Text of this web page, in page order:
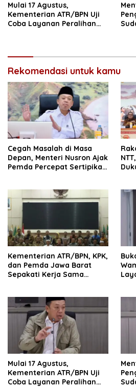
Mulai 17 Agustus,
Kementerian ATR/BPN Uji
Coba Layanan Peralihan
Rekomendasi untuk kamu
Cegah Masalah di Masa
Depan, Menteri Nusron Ajak
Pemda Percepat Sertipikasi
Kementerian ATR/BPN, KPK,
dan Pemda Jawa Barat
Sepakati Kerja Sama
Ekonomi Daerah
Mulai 17 Agustus,
Kementerian ATR/BPN Uji
Coba Layanan Peralihan